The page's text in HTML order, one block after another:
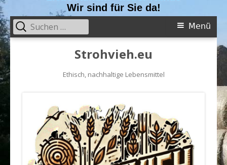
Wir sind für Sie da!